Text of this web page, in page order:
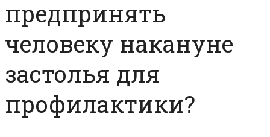
предпринять
человеку накануне
застолья для
профилактики?